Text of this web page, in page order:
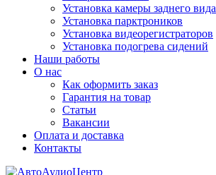
Установка камеры заднего вида
Установка парктроников
Установка видеорегистраторов
Установка подогрева сидений
Наши работы
О нас
Как оформить заказ
Гарантия на товар
Статьи
Вакансии
Оплата и доставка
Контакты